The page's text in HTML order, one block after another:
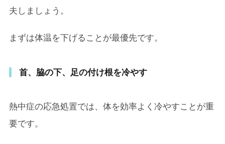
夫しましょう。
まずは体温を下げることが最優先です。
首、脇の下、足の付け根を冷やす
熱中症の応急処置では、体を効率よく冷やすことが重
要です。